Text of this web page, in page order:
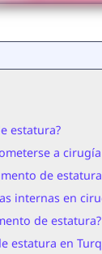
estatura?
a
de
internas en
de estatura?
estatura en